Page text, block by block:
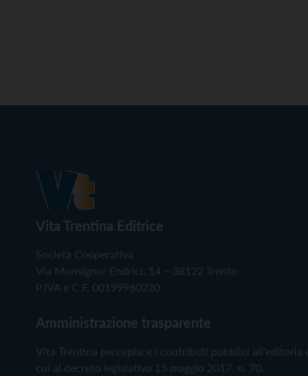
Vita Trentina Editrice
Società Cooperativa
Via Monsignor Endrici, 14 – 38122 Trento
P.IVA e C.F. 00199960220
Amministrazione trasparente
Vita Trentina percepisce i contributi pubblici all'editoria
cui al decreto legislativo 15 maggio 2017, n. 70.